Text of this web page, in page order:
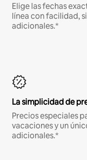
Elige las fechas
línea con facilidad,
adicionales.*
La simplicidad de
Precios especiales
vacaciones y un
adicionales.*